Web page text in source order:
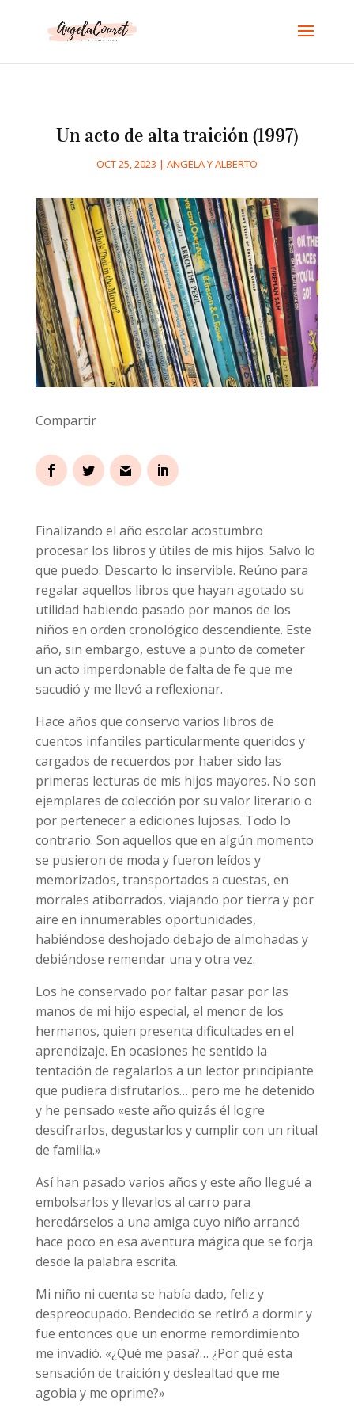
Un acto de alta traición (1997)
OCT 25, 2023 | ANGELA Y ALBERTO
Compartir
Finalizando el año escolar acostumbro
procesar los libros y útiles de mis hijos. Salvo lo
que puedo. Descarto lo inservible. Reúno para
regalar aquellos libros que hayan agotado su
utilidad habiendo pasado por manos de los
niños en orden cronológico descendiente. Este
año, sin embargo, estuve a punto de cometer
un acto imperdonable de falta de fe que me
sacudió y me llevó a reflexionar.
Hace años que conservo varios libros de
cuentos infantiles particularmente queridos y
cargados de recuerdos por haber sido las
primeras lecturas de mis hijos mayores. No son
ejemplares de colección por su valor literario o
por pertenecer a ediciones lujosas. Todo lo
contrario. Son aquellos que en algún momento
se pusieron de moda y fueron leídos y
memorizados, transportados a cuestas, en
morrales atiborrados, viajando por tierra y por
aire en innumerables oportunidades,
habiéndose deshojado debajo de almohadas y
debiéndose remendar una y otra vez.
Los he conservado por faltar pasar por las
manos de mi hijo especial, el menor de los
hermanos, quien presenta dificultades en el
aprendizaje. En ocasiones he sentido la
tentación de regalarlos a un lector principiante
que pudiera disfrutarlos… pero me he detenido
y he pensado «este año quizás él logre
descifrarlos, degustarlos y cumplir con un ritual
de familia.»
Así han pasado varios años y este año llegué a
embolsarlos y llevarlos al carro para
heredárselos a una amiga cuyo niño arrancó
hace poco en esa aventura mágica que se forja
desde la palabra escrita.
Mi niño ni cuenta se había dado, feliz y
despreocupado. Bendecido se retiró a dormir y
fue entonces que un enorme remordimiento
me invadió. «¿Qué me pasa?… ¿Por qué esta
sensación de traición y deslealtad que me
agobia y me oprime?»